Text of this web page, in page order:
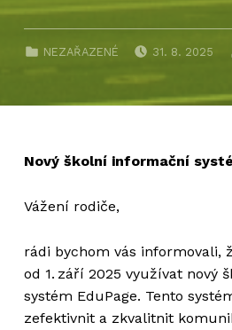
NEZAŘAZENÉ
PUBLIKOVÁNO
31. 8. 2025
Nový školní informační
Vážení rodiče,
rádi bychom vás informovali,
od 1. září 2025 využívat nový
systém EduPage. Tento
zefektivnit a zkvalitnit